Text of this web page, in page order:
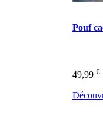
Pouf
49,99 €